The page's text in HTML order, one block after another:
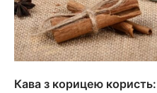
Кава з корицею